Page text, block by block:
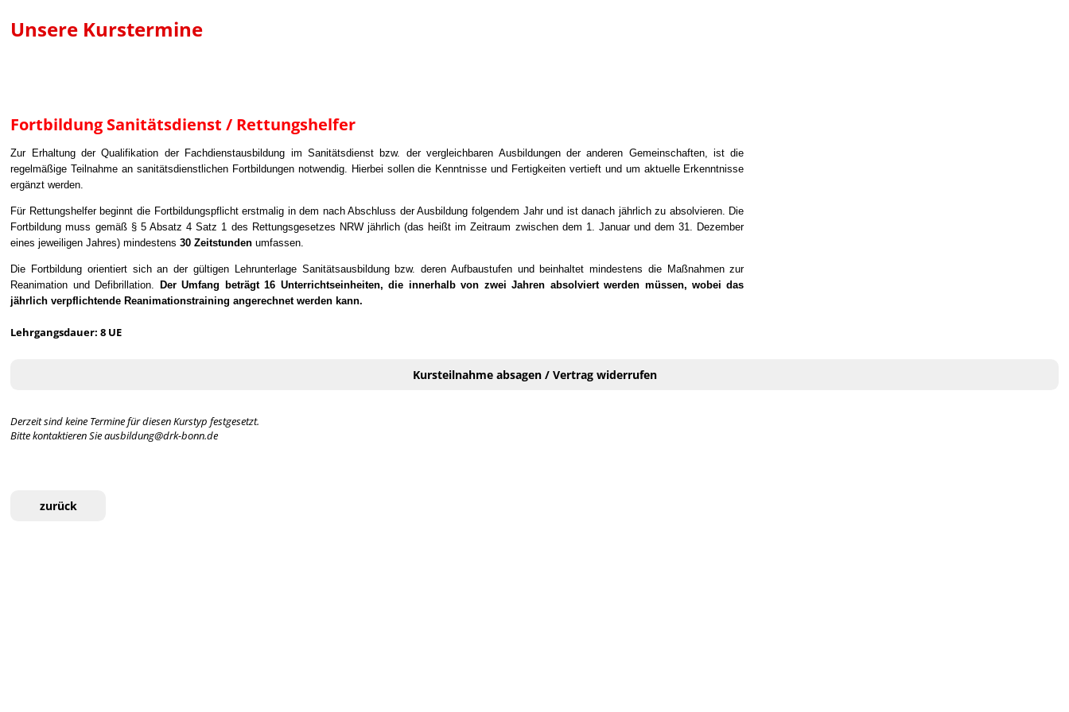
Unsere Kurstermine
Fortbildung Sanitätsdienst / Rettungshelfer
Zur Erhaltung der Qualifikation der Fachdienstausbildung im Sanitätsdienst bzw. der vergleichbaren Ausbildungen der anderen Gemeinschaften, ist die
regelmäßige Teilnahme an sanitätsdienstlichen Fortbildungen notwendig. Hierbei sollen die Kenntnisse und Fertigkeiten vertieft und um aktuelle Erkenntnisse
ergänzt werden.
Für Rettungshelfer beginnt die Fortbildungspflicht erstmalig in dem nach Abschluss der Ausbildung folgendem Jahr und ist danach jährlich zu absolvieren. Die
Fortbildung muss gemäß § 5 Absatz 4 Satz 1 des Rettungsgesetzes NRW jährlich (das heißt im Zeitraum zwischen dem 1. Januar und dem 31. Dezember
eines jeweiligen Jahres) mindestens30 Zeitstunden umfassen.
Die Fortbildung orientiert sich an der gültigen Lehrunterlage Sanitätsausbildung bzw. deren Aufbaustufen und beinhaltet mindestens die Maßnahmen zur
Reanimation und Defibrillation.
Der Umfang beträgt 16 Unterrichtseinheiten, die innerhalb von zwei Jahren absolviert werden müssen, wobei das
jährlich verpflichtende Reanimationstraining angerechnet werden kann.
Lehrgangsdauer: 8 UE
Kursteilnahme absagen / Vertrag widerrufen
Derzeit sind keine Termine für diesen Kurstyp festgesetzt.
Bitte kontaktieren Sie ausbildung@drk-bonn.de
zurück